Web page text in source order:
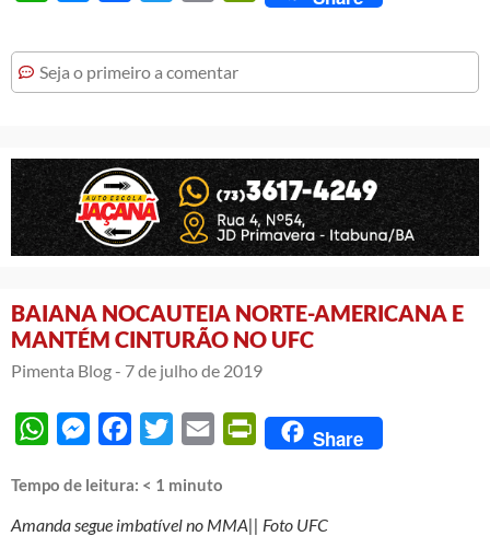
Seja o primeiro a comentar
BAIANA NOCAUTEIA NORTE-AMERICANA E
MANTÉM CINTURÃO NO UFC
Pimenta Blog - 7 de julho de 2019
WhatsAppMessengerFacebook
Twitter Email PrintFriendly
Share
Tempo de leitura: < 1 minuto
Amanda segue imbatível no MMA|| Foto UFC